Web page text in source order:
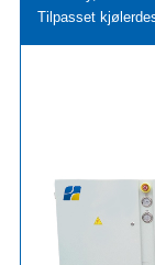
Tilpasset